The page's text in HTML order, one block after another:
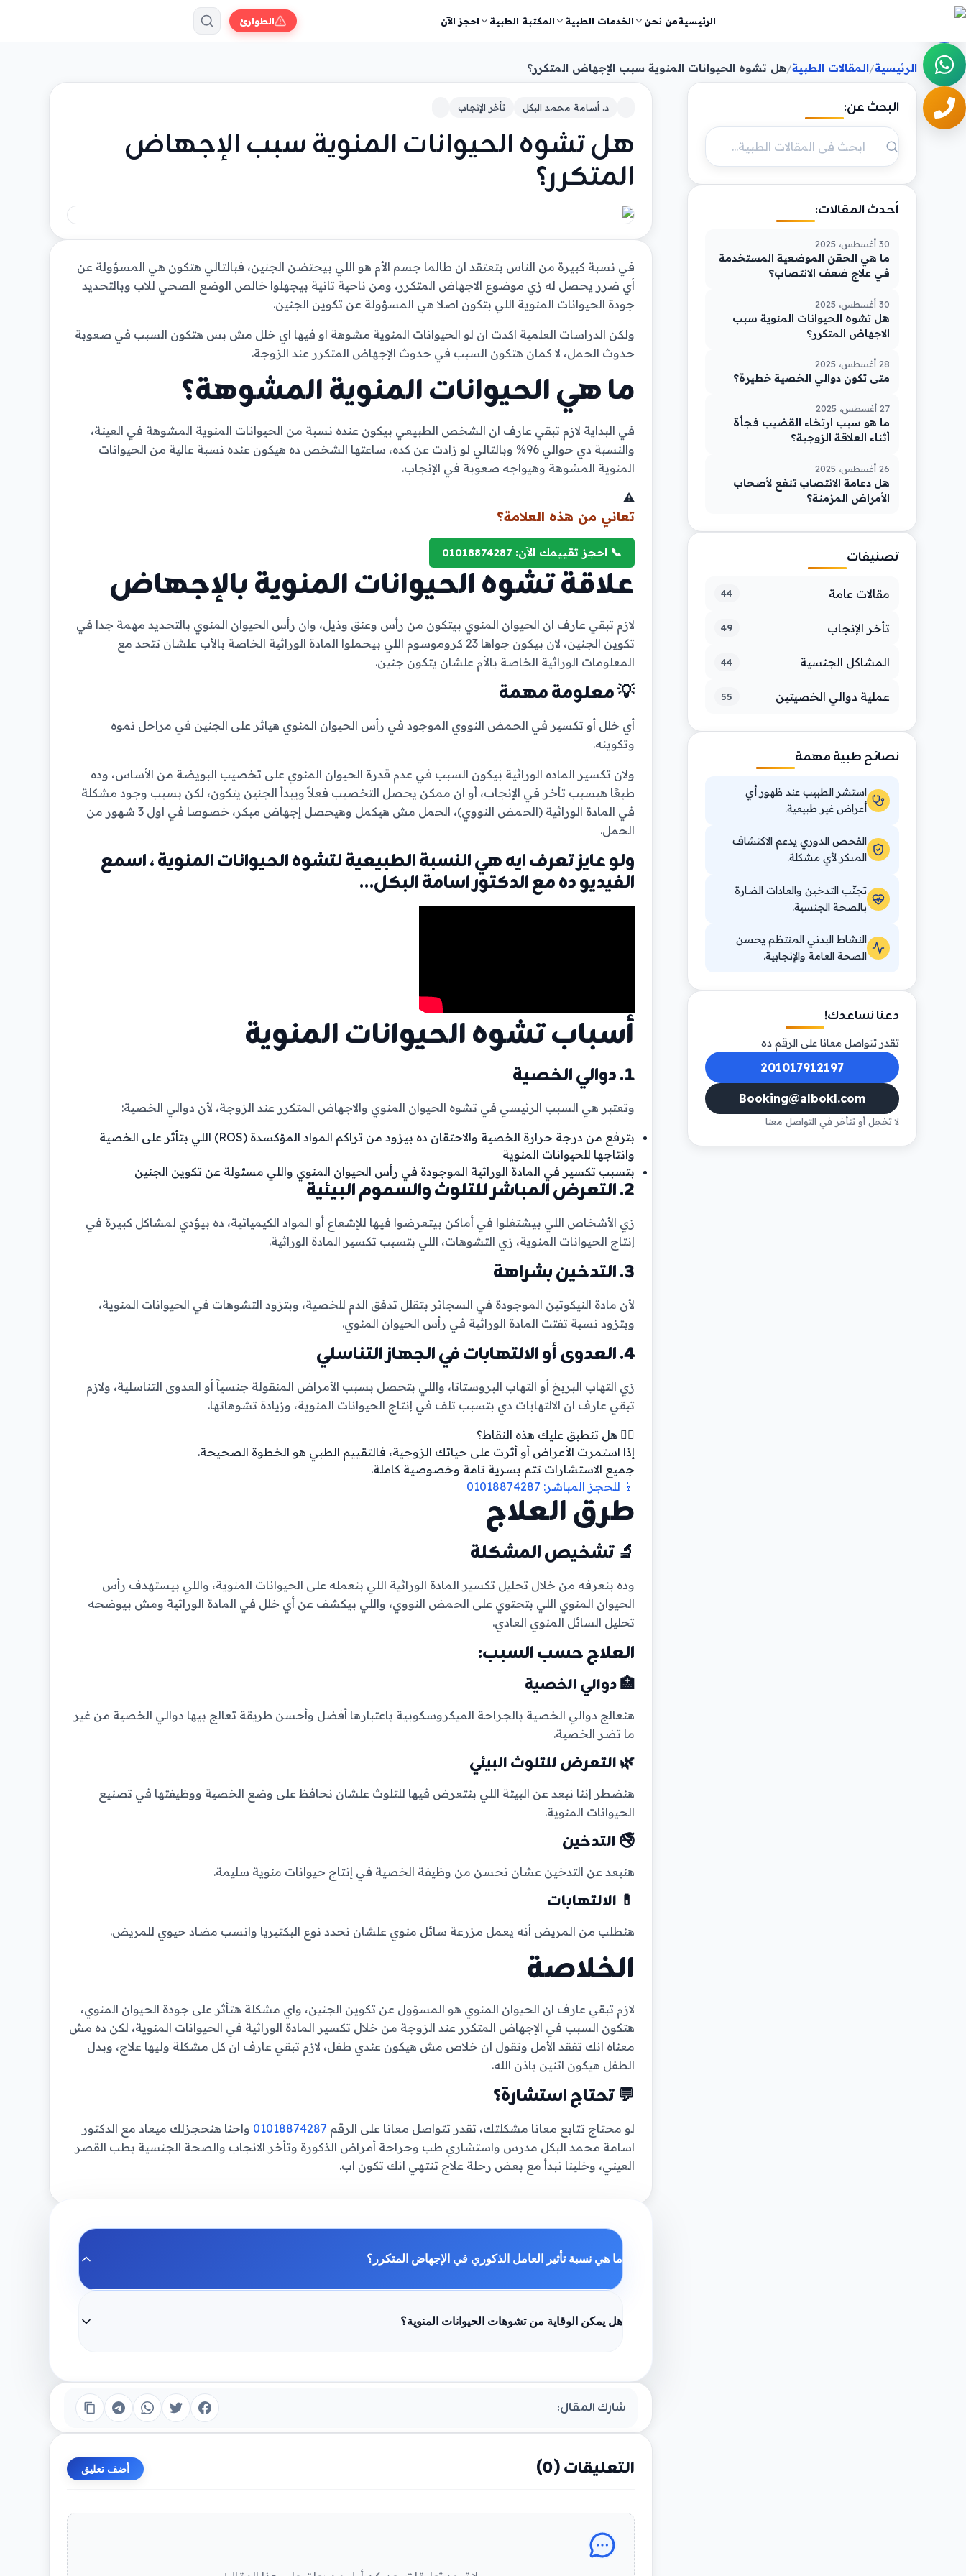
الرئيسيةمن نحن الخدمات الطبية المكتبة الطبية احجز الآن الطوارئ
الرئيسية/المقالات الطبية/هل تشوه الحيوانات المنوية سبب الإجهاض المتكرر؟
البحث عن:
أحدث المقالات:
30 أغسطس، 2025
ما هي الحقن الموضعية المستخدمة
في علاج ضعف الانتصاب؟
30 أغسطس، 2025
هل تشوه الحيوانات المنوية سبب
الاجهاض المتكرر؟
28 أغسطس، 2025
متى تكون دوالي الخصية خطيرة؟
27 أغسطس، 2025
ما هو سبب ارتخاء القضيب فجأة
أثناء العلاقة الزوجية؟
26 أغسطس، 2025
هل دعامة الانتصاب تنفع لأصحاب
الأمراض المزمنة؟
تصنيفات
مقالات عامة 44
تأخر الإنجاب 49
المشاكل الجنسية 44
عملية دوالي الخصيتين 55
نصائح طبية مهمة
استشر الطبيب عند ظهور أي
أعراض غير طبيعية.
الفحص الدوري يدعم الاكتشاف
المبكر لأي مشكلة.
تجنّب التدخين والعادات الضارة
بالصحة الجنسية.
النشاط البدني المنتظم يحسن
الصحة العامة والإنجابية.
دعنا نساعدك!
تقدر تتواصل معانا على الرقم ده
201017912197
Booking@albokl.com
لا تخجل أو تتأخر في التواصل معنا
د. أسامة محمد البكل تأخر الإنجاب
هل تشوه الحيوانات المنوية سبب الإجهاض
المتكرر؟
في نسبة كبيرة من الناس بتعتقد ان طالما جسم الأم هو اللي بيحتضن الجنين، فبالتالي هتكون هي المسؤولة عن
أي ضرر يحصل له زي موضوع الاجهاض المتكرر، ومن ناحية تانية بيجهلوا خالص الوضع الصحي للاب وبالتحديد
جودة الحيوانات المنوية اللي بتكون اصلا هي المسؤولة عن تكوين الجنين.
ولكن الدراسات العلمية اكدت ان لو الحيوانات المنوية مشوهة او فيها اي خلل مش بس هتكون السبب في صعوبة
حدوث الحمل، لا كمان هتكون السبب في حدوث الإجهاض المتكرر عند الزوجة.
ما هي الحيوانات المنوية المشوهة؟
في البداية لازم تبقي عارف ان الشخص الطبيعي بيكون عنده نسبة من الحيوانات المنوية المشوهة في العينة،
والنسبة دي حوالي 96% وبالتالي لو زادت عن كده، ساعتها الشخص ده هيكون عنده نسبة عالية من الحيوانات
المنوية المشوهة وهيواجه صعوبة في الإنجاب.
⚠️
تعاني من هذه العلامة؟
📞 احجز تقييمك الآن: 01018874287
علاقة تشوه الحيوانات المنوية بالإجهاض
لازم تبقي عارف ان الحيوان المنوي بيتكون من رأس وعنق وذيل، وان رأس الحيوان المنوي بالتحديد مهمة جدا في
تكوين الجنين، لان بيكون جواها 23 كروموسوم اللي بيحملوا المادة الوراثية الخاصة بالأب علشان تتحد مع
المعلومات الوراثية الخاصة بالأم علشان يتكون جنين.
💡 معلومة مهمة
أي خلل أو تكسير في الحمض النووي الموجود في رأس الحيوان المنوي هياثر على الجنين في مراحل نموه
وتكوينه.
ولان تكسير الماده الوراثية بيكون السبب في عدم قدرة الحيوان المنوي على تخصيب البويضة من الأساس، وده
طبعًا هيسبب تأخر في الإنجاب، أو ان ممكن يحصل التخصيب فعلاً ويبدأ الجنين يتكون، لكن بسبب وجود مشكلة
في المادة الوراثية (الحمض النووي)، الحمل مش هيكمل وهيحصل إجهاض مبكر، خصوصا في اول 3 شهور من
الحمل.
ولو عايز تعرف ايه هي النسبة الطبيعية لتشوه الحيوانات المنوية ، اسمع
الفيديو ده مع الدكتور اسامة البكل…
أسباب تشوه الحيوانات المنوية
1. دوالي الخصية
وتعتبر هي السبب الرئيسي في تشوه الحيوان المنوي والاجهاض المتكرر عند الزوجة، لأن دوالي الخصية:
بترفع من درجة حرارة الخصية والاحتقان ده بيزود من تراكم المواد المؤكسدة (ROS) اللي بتأثر على الخصية
وانتاجها للحيوانات المنوية
بتسبب تكسير في المادة الوراثية الموجودة في رأس الحيوان المنوي واللي مسئولة عن تكوين الجنين
2. التعرض المباشر للتلوث والسموم البيئية
زي الأشخاص اللي بيشتغلوا في أماكن بيتعرضوا فيها للإشعاع أو المواد الكيميائية، ده بيؤدي لمشاكل كبيرة في
إنتاج الحيوانات المنوية، زي التشوهات، اللي بتسبب تكسير المادة الوراثية.
3. التدخين بشراهة
لأن مادة النيكوتين الموجودة في السجائر بتقلل تدفق الدم للخصية، وبتزود التشوهات في الحيوانات المنوية،
وبتزود نسبة تفتت المادة الوراثية في رأس الحيوان المنوي.
4. العدوى أو الالتهابات في الجهاز التناسلي
زي التهاب البربخ أو التهاب البروستاتا، واللي بتحصل بسبب الأمراض المنقولة جنسياً أو العدوى التناسلية، ولازم
تبقي عارف ان الالتهابات دي بتسبب تلف في إنتاج الحيوانات المنوية، وزيادة تشوهاتها.
👨‍⚕️ هل تنطبق عليك هذه النقاط؟
إذا استمرت الأعراض أو أثرت على حياتك الزوجية، فالتقييم الطبي هو الخطوة الصحيحة.
جميع الاستشارات تتم بسرية تامة وخصوصية كاملة.
📱 للحجز المباشر: 01018874287
طرق العلاج
🔬 تشخيص المشكلة
وده بنعرفه من خلال تحليل تكسير المادة الوراثية اللي بنعمله على الحيوانات المنوية، واللي بيستهدف رأس
الحيوان المنوي اللي بتحتوي على الحمض النووي، واللي بيكشف عن أي خلل في المادة الوراثية ومش بيوضحه
تحليل السائل المنوي العادي.
العلاج حسب السبب:
🏥 دوالي الخصية
هنعالج دوالي الخصية بالجراحة الميكروسكوبية باعتبارها أفضل وأحسن طريقة تعالج بيها دوالي الخصية من غير
ما تضر الخصية.
🌿 التعرض للتلوث البيئي
هنضطر إننا نبعد عن البيئة اللي بنتعرض فيها للتلوث علشان نحافظ على وضع الخصية ووظيفتها في تصنيع
الحيوانات المنوية.
🚭 التدخين
هنبعد عن التدخين عشان نحسن من وظيفة الخصية في إنتاج حيوانات منوية سليمة.
💊 الالتهابات
هنطلب من المريض أنه يعمل مزرعة سائل منوي علشان نحدد نوع البكتيريا وانسب مضاد حيوي للمريض.
الخلاصة
لازم تبقي عارف ان الحيوان المنوي هو المسؤول عن تكوين الجنين، واي مشكلة هتأثر على جودة الحيوان المنوي،
هتكون السبب في الإجهاض المتكرر عند الزوجة من خلال تكسير المادة الوراثية في الحيوانات المنوية، لكن ده مش
معناه انك تفقد الأمل وتقول ان خلاص مش هيكون عندي طفل، لازم تبقي عارف ان كل مشكلة وليها علاج، وبدل
الطفل هيكون اتنين باذن الله.
💬 تحتاج استشارة؟
لو محتاج تتابع معانا مشكلتك، تقدر تتواصل معانا على الرقم 01018874287 واحنا هنحجزلك ميعاد مع الدكتور
اسامة محمد البكل مدرس واستشاري طب وجراحة أمراض الذكورة وتأخر الانجاب والصحة الجنسية بطب القصر
العيني، وخلينا نبدأ مع بعض رحلة علاج تنتهي انك تكون اب.
ما هي نسبة تأثير العامل الذكوري في الإجهاض المتكرر؟
هل يمكن الوقاية من تشوهات الحيوانات المنوية؟
شارك المقال:
التعليقات (0
) أضف تعليق